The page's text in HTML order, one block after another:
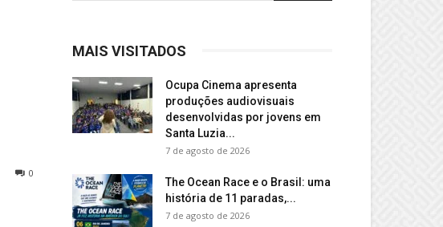
0
MAIS VISITADOS
Ocupa Cinema apresenta
produções audiovisuais
desenvolvidas por jovens em
Santa Luzia...
7 de agosto de 2026
The Ocean Race e o Brasil: uma
história de 11 paradas,...
7 de agosto de 2026